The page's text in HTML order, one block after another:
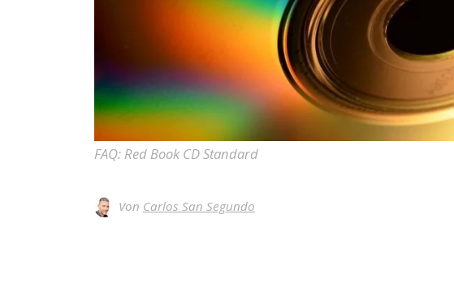
FAQ: Red Book CD Standard
Von Carlos San Segundo